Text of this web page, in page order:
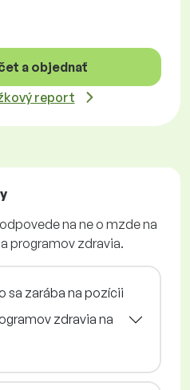
a objednať
report
na ne o mzde na
programov zdravia.
sa zarába na pozícii
zdravia na